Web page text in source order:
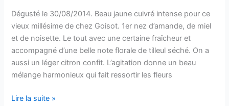
Dégusté le 30/08/2014. Beau jaune cuivré intense pour ce
vieux millésime de chez Goisot. 1er nez d’amande, de miel
et de noisette. Le tout avec une certaine fraîcheur et
accompagné d’une belle note florale de tilleul séché. On a
aussi un léger citron confit. L’agitation donne un beau
mélange harmonieux qui fait ressortir les fleurs
Bourgogne
Lire la suite »